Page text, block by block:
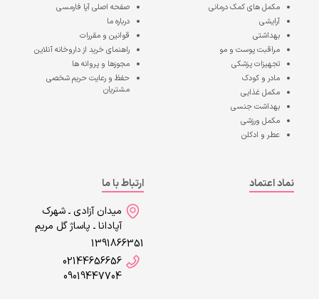
مکمل های کمک درمانی
آرایشی
بهداشتی
مراقبت پوست و مو
تجهیزات پزشکی
مادر و کودک
مکمل غذایی
بهداشت جنسی
مکمل ورزشی
عطر و ادکلن
صفحه اصلیآپا فارمسی
درباره ما
قوانین و مقررات
راهنمای خرید از داروخانه آنلاین
مجوزها و پروانه ها
حفظ و رعایت حریم شخصی
مشتریان
نماد اعتماد
ارتباط با ما
میدان آزادی ـ شهرک
آپادانا ـ پاساژ گل مریم
1391866351
02144656656
09019447704